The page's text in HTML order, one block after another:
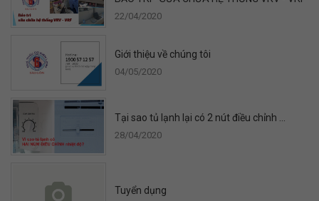
22/04/2020
Giới thiệu về chúng tôi
04/05/2020
Tại sao tủ lạnh lại có 2 nút điều chỉnh ...
28/04/2020
Tuyển dụng